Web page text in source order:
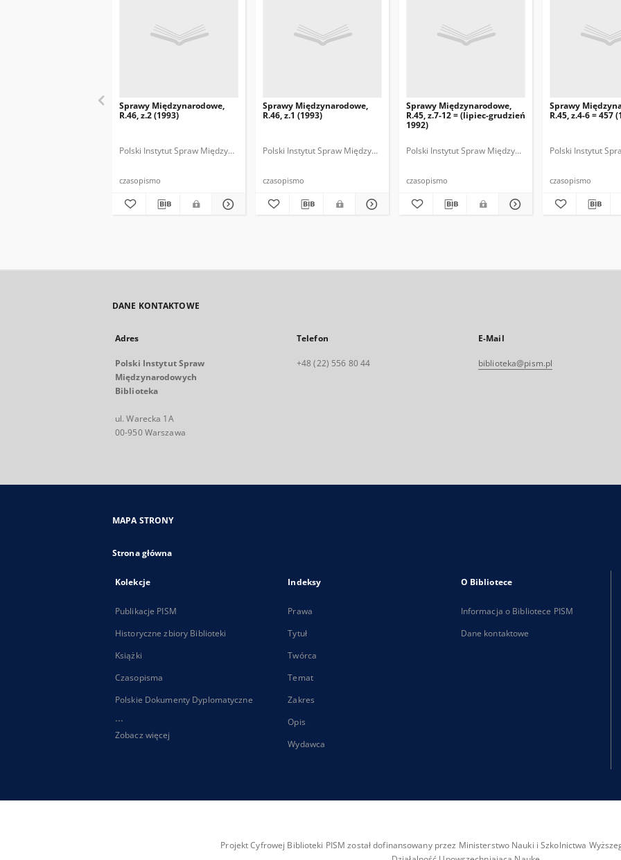
Sprawy Międzynarodowe,
R.46, z.2 (1993)
Polski Instytut Spraw Międzynarodowych. Polska Fundacja Spraw Międzynarodowych. Polska. Ministerstwo Spraw
czasopismo
Sprawy Międzynarodowe,
R.46, z.1 (1993)
Polski Instytut Spraw Międzynarodowych. Polska Fundacja Spraw Międzynarodowych.
czasopismo
Sprawy Międzynarodowe,
R.45, z.7-12 = (lipiec-grudzień
1992)
Polski Instytut Spraw Międzynarodowych. Polska
czasopismo
Sprawy
R.45, z.4-6 = 457
Polski Instytut
czasopismo
DANE KONTAKTOWE
Adres
Polski Instytut Spraw
Międzynarodowych
Biblioteka
ul. Warecka 1A
00-950 Warszawa
Telefon
+48 (22) 556 80 44
E-Mail
biblioteka@pism.pl
MAPA STRONY
Strona główna
Kolekcje
Publikacje PISM
Historyczne zbiory Biblioteki
Książki
Czasopisma
Polskie Dokumenty Dyplomatyczne
...
Zobacz więcej
Indeksy
Prawa
Tytuł
Twórca
Temat
Zakres
Opis
Wydawca
O Bibliotece
Informacja o Bibliotece PISM
Dane kontaktowe
Projekt Cyfrowej Biblioteki PISM został dofinansowany przez Ministerstwo Nauki i Szkolnictwa